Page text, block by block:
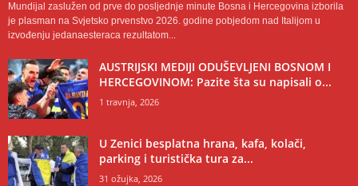
Mundijal zaslužen od prve do posljednje minute Bosna i Hercegovina izborila
je plasman na Svjetsko prvenstvo 2026. godine pobjedom nad Italijom u
izvođenju jedanaesteraca rezultatom...
AUSTRIJSKI MEDIJI ODUŠEVLJENI BOSNOM I
HERCEGOVINOM: Pazite šta su napisali o...
1 travnja, 2026
U Zenici besplatna hrana, kafa, kolači,
parking i turistička tura za...
31 ožujka, 2026